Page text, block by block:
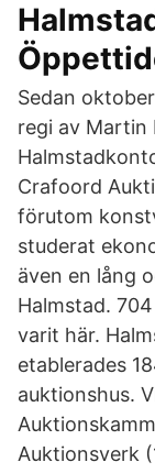
Sedan
regi av Martin
Crafoord
förutom
studerat
även en lång
Halmstad.
varit här.
etablerades
auktionshus.
Auktionsverk